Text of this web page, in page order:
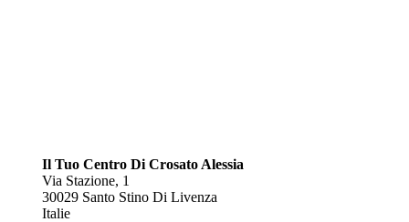
Il Tuo Centro Di Crosato Alessia
Via Stazione, 1
30029 Santo Stino Di Livenza
Italie